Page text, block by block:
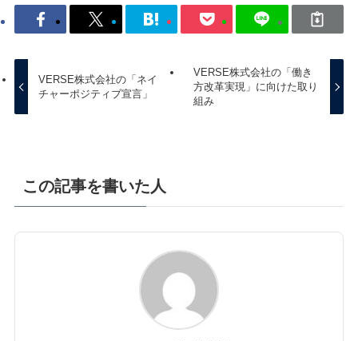
VERSE株式会社の「ネイ
チャーポジティブ宣言」
VERSE株式会社の「働き
方改革実現」に向けた取り
組み
この記事を書いた人